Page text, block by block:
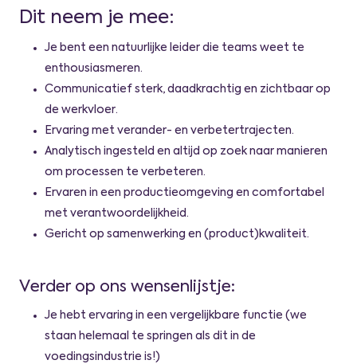
Dit neem je mee:
Je bent een natuurlijke leider die teams weet te
enthousiasmeren.
Communicatief sterk, daadkrachtig en zichtbaar op
de werkvloer.
Ervaring met verander- en verbetertrajecten.
Analytisch ingesteld en altijd op zoek naar manieren
om processen te verbeteren.
Ervaren in een productieomgeving en comfortabel
met verantwoordelijkheid.
Gericht op samenwerking en (product)kwaliteit.
Verder op ons wensenlijstje:
Je hebt ervaring in een vergelijkbare functie (we
staan helemaal te springen als dit in de
voedingsindustrie is!)